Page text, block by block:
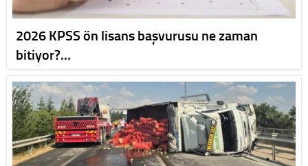
2026 KPSS ön lisans başvurusu ne zaman
bitiyor?…